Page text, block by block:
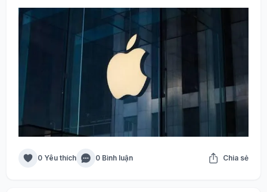
0 Yêu thích 0 Bình luận Chia sẻ